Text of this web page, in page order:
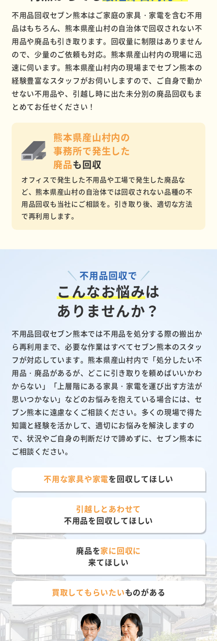
不用品回収セブン熊本はご家庭の家具・家電を含む不用
品はもちろん、熊本県産山村の自治体で回収されない不
用品や廃品も引き取ります。回収量に制限はありません
ので、少量のご依頼も対応。熊本県産山村内の現場に迅
速に伺います。熊本県産山村内の現場までセブン熊本の
経験豊富なスタッフがお伺いしますので、ご自身で動か
せない不用品や、引越し時に出た未分別の廃品回収もま
とめてお任せください！
熊本県産山村内の
事務所で発生した
廃品も回収
オフィスで発生した不用品や工場で発生した廃品な
ど、熊本県産山村の自治体では回収されない品種の不
用品回収も当社にご相談を。引き取り後、適切な方法
で再利用します。
不用品回収で
こんなお悩みは
ありませんか？
不用品回収セブン熊本では不用品を処分する際の搬出か
ら再利用まで、必要な作業はすべてセブン熊本のスタッ
フが対応しています。熊本県産山村内で「処分したい不
用品・廃品があるが、どこに引き取りを頼めばいいかわ
からない」「上層階にある家具・家電を運び出す方法が
思いつかない」などのお悩みを抱えている場合には、セ
ブン熊本に遠慮なくご相談ください。多くの現場で得た
知識と経験を活かして、適切にお悩みを解決しますの
で、状況やご自身の判断だけで諦めずに、セブン熊本に
ご相談ください。
不用な家具や家電を回収してほしい
引越しとあわせて
不用品を回収してほしい
廃品を家に回収に
来てほしい
買取してもらいたいものがある